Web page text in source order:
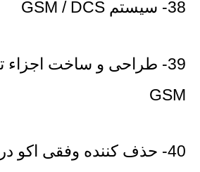
38- سیستم GSM / DCS
39- طراحی و ساخت اجزاء
GSM
40- حذف کننده وفقی اکو